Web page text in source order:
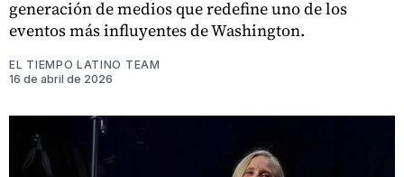
generación de medios que redefine uno de los
eventos más influyentes de Washington.
EL TIEMPO LATINO TEAM
16 de abril de 2026